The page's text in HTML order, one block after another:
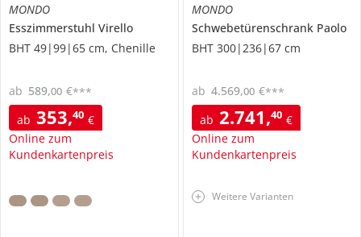
MONDO
Esszimmerstuhl Virello
BHT 49|99|65 cm, Chenille
ab 353,40 €
Online zum
Kundenkartenpreis
ab 589,00 €***
MONDO
Schwebetürenschrank Paolo
BHT 300|236|67 cm
ab 2.741,40 €
Online zum
Kundenkartenpreis
ab 4.569,00 €***
Weitere Varianten